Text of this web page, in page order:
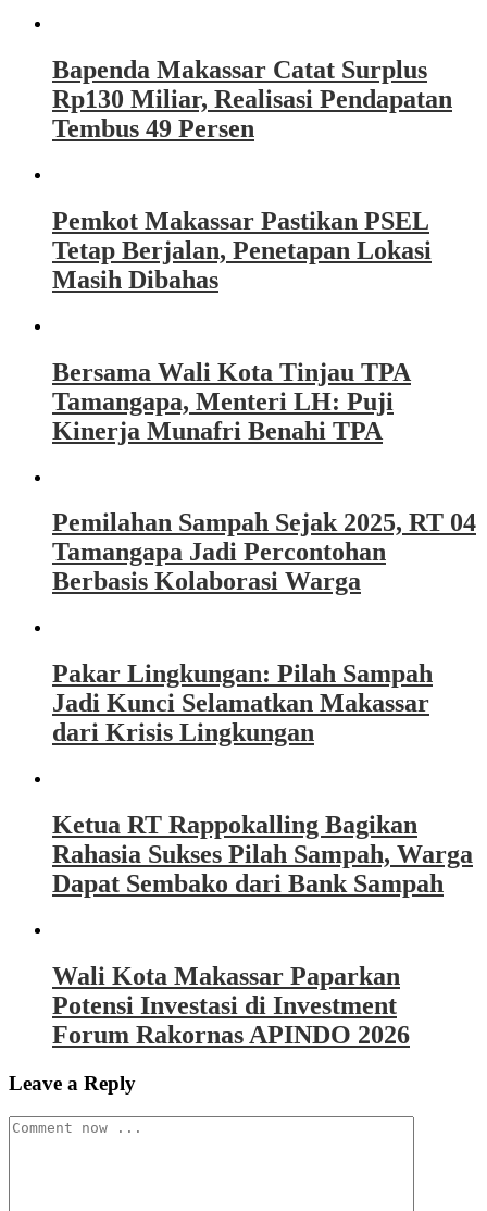
Bapenda Makassar Catat Surplus
Rp130 Miliar, Realisasi Pendapatan
Tembus 49 Persen
Pemkot Makassar Pastikan PSEL
Tetap Berjalan, Penetapan Lokasi
Masih Dibahas
Bersama Wali Kota Tinjau TPA
Tamangapa, Menteri LH: Puji
Kinerja Munafri Benahi TPA
Pemilahan Sampah Sejak 2025, RT 04
Tamangapa Jadi Percontohan
Berbasis Kolaborasi Warga
Pakar Lingkungan: Pilah Sampah
Jadi Kunci Selamatkan Makassar
dari Krisis Lingkungan
Ketua RT Rappokalling Bagikan
Rahasia Sukses Pilah Sampah, Warga
Dapat Sembako dari Bank Sampah
Wali Kota Makassar Paparkan
Potensi Investasi di Investment
Forum Rakornas APINDO 2026
Leave a Reply